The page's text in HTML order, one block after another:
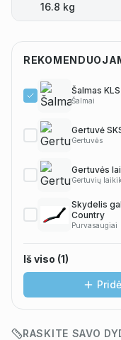
16.8 kg
Šalmas
Šalmai
Gertuvė
Gertuvės
Gertuvės
Gertuvių
Skydelis
Country
Purvasaugiai
Iš viso (1)
RASKITE SAVO